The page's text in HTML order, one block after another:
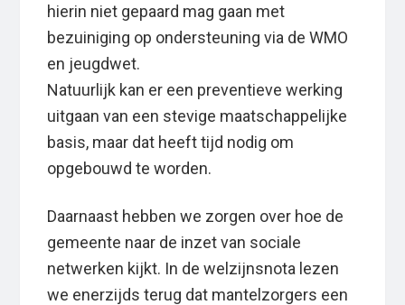
hierin niet gepaard mag gaan met
bezuiniging op ondersteuning via de WMO
en jeugdwet.
Natuurlijk kan er een preventieve werking
uitgaan van een stevige maatschappelijke
basis, maar dat heeft tijd nodig om
opgebouwd te worden.
Daarnaast hebben we zorgen over hoe de
gemeente naar de inzet van sociale
netwerken kijkt. In de welzijnsnota lezen
we enerzijds terug dat mantelzorgers een